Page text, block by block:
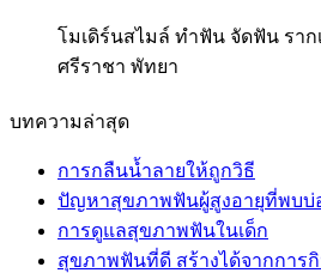
โมเดิร์นสไมล์ ทำฟัน จัดฟัน ราก
ศรีราชา พัทยา
บทความล่าสุด
การกลืนน้ำลายให้ถูกวิธี
ปัญหาสุขภาพฟันผู้สูงอายุที่พบบ่
การดูแลสุขภาพฟันในเด็ก
สุขภาพฟันที่ดี สร้างได้จากการ